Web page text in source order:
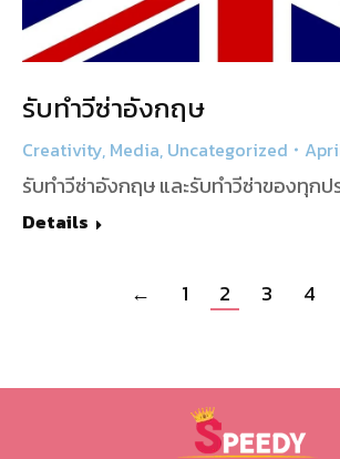
รับทำวีซ่าอังกฤษ
Creativity, Media, Uncategorized
รับทำวีซ่าอังกฤษ และรับทำวีซ่าของทุกป
Details
← 1 2 3 4